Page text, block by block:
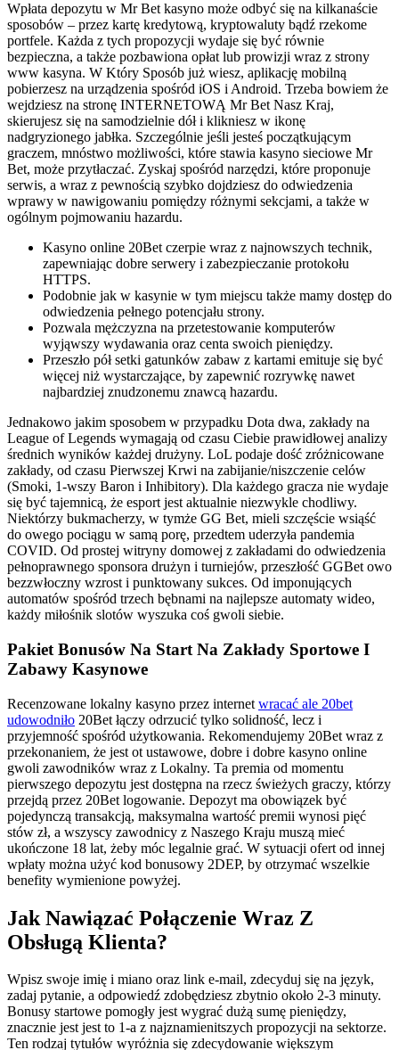
Wpłata depozytu w Mr Bet kasyno może odbyć się na kilkanaście
sposobów – przez kartę kredytową, kryptowaluty bądź rzekome
portfele. Każda z tych propozycji wydaje się być równie
bezpieczna, a także pozbawiona opłat lub prowizji wraz z strony
www kasyna. W Który Sposób już wiesz, aplikację mobilną
pobierzesz na urządzenia spośród iOS i Android. Trzeba bowiem że
wejdziesz na stronę INTERNETOWĄ Mr Bet Nasz Kraj,
skierujesz się na samodzielnie dół i klikniesz w ikonę
nadgryzionego jabłka. Szczególnie jeśli jesteś początkującym
graczem, mnóstwo możliwości, które stawia kasyno sieciowe Mr
Bet, może przytłaczać. Zyskaj spośród narzędzi, które proponuje
serwis, a wraz z pewnością szybko dojdziesz do odwiedzenia
wprawy w nawigowaniu pomiędzy różnymi sekcjami, a także w
ogólnym pojmowaniu hazardu.
Kasyno online 20Bet czerpie wraz z najnowszych technik,
zapewniając dobre serwery i zabezpieczanie protokołu
HTTPS.
Podobnie jak w kasynie w tym miejscu także mamy dostęp do
odwiedzenia pełnego potencjału strony.
Pozwala mężczyzna na przetestowanie komputerów
wyjąwszy wydawania oraz centa swoich pieniędzy.
Przeszło pół setki gatunków zabaw z kartami emituje się być
więcej niż wystarczające, by zapewnić rozrywkę nawet
najbardziej znudzonemu znawcą hazardu.
Jednakowo jakim sposobem w przypadku Dota dwa, zakłady na
League of Legends wymagają od czasu Ciebie prawidłowej analizy
średnich wyników każdej drużyny. LoL podaje dość zróżnicowane
zakłady, od czasu Pierwszej Krwi na zabijanie/niszczenie celów
(Smoki, 1-wszy Baron i Inhibitory). Dla każdego gracza nie wydaje
się być tajemnicą, że esport jest aktualnie niezwykle chodliwy.
Niektórzy bukmacherzy, w tymże GG Bet, mieli szczęście wsiąść
do owego pociągu w samą porę, przedtem uderzyła pandemia
COVID. Od prostej witryny domowej z zakładami do odwiedzenia
pełnoprawnego sponsora drużyn i turniejów, przeszłość GGBet owo
bezzwłoczny wzrost i punktowany sukces. Od imponujących
automatów spośród trzech bębnami na najlepsze automaty wideo,
każdy miłośnik slotów wyszuka coś gwoli siebie.
Pakiet Bonusów Na Start Na Zakłady Sportowe I
Zabawy Kasynowe
Recenzowane lokalny kasyno przez internet wracać ale 20bet
udowodniło 20Bet łączy odrzucić tylko solidność, lecz i
przyjemność spośród użytkowania. Rekomendujemy 20Bet wraz z
przekonaniem, że jest ot ustawowe, dobre i dobre kasyno online
gwoli zawodników wraz z Lokalny. Ta premia od momentu
pierwszego depozytu jest dostępna na rzecz świeżych graczy, którzy
przejdą przez 20Bet logowanie. Depozyt ma obowiązek być
pojedynczą transakcją, maksymalna wartość premii wynosi pięć
stów zł, a wszyscy zawodnicy z Naszego Kraju muszą mieć
ukończone 18 lat, żeby móc legalnie grać. W sytuacji ofert od innej
wpłaty można użyć kod bonusowy 2DEP, by otrzymać wszelkie
benefity wymienione powyżej.
Jak Nawiązać Połączenie Wraz Z
Obsługą Klienta?
Wpisz swoje imię i miano oraz link e-mail, zdecyduj się na język,
zadaj pytanie, a odpowiedź zdobędziesz zbytnio około 2-3 minuty.
Bonusy startowe pomogły jest wygrać dużą sumę pieniędzy,
znacznie jest jest to 1-a z najznamienitszych propozycji na sektorze.
Ten rodzaj tytułów wyróżnia się zdecydowanie większym